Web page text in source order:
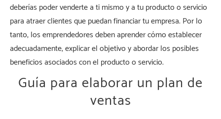
deberías poder venderte a ti mismo y a tu producto o servicio
para atraer clientes que puedan financiar tu empresa. Por lo
tanto, los emprendedores deben aprender cómo establecer
adecuadamente, explicar el objetivo y abordar los posibles
beneficios asociados con el producto o servicio.
Guía para elaborar un plan de
ventas